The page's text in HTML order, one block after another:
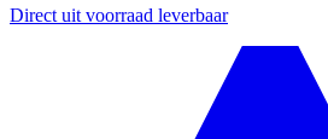
Direct uit voorraad leverbaar